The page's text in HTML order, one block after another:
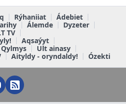
Rýhaniiat
Ádebiet
Álemde
Dyzeter
TV
Aqsaýyt
Qylmys
Ult ainasy
Aityldy - oryndaldy! Ózekti